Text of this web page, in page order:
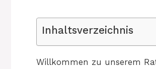
Inhaltsverzeichnis
Willkommen zu unserem